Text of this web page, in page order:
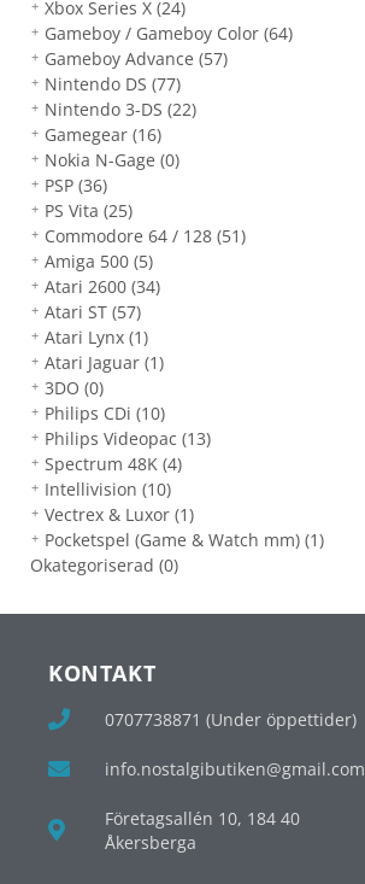
Xbox Series X(24)
Gameboy / Gameboy Color(64)
Gameboy Advance(57)
Nintendo DS(77)
Nintendo 3-DS(22)
Gamegear(16)
Nokia N-Gage(0)
PSP(36)
PS Vita(25)
Commodore 64 / 128(51)
Amiga 500(5)
Atari 2600(34)
Atari ST(57)
Atari Lynx(1)
Atari Jaguar(1)
3DO(0)
Philips CDi(10)
Philips Videopac(13)
Spectrum 48K(4)
Intellivision(10)
Vectrex & Luxor(1)
Pocketspel (Game & Watch mm)(1)
Okategoriserad (0)
KONTAKT
0707738871 (Under öppettider)
info.nostalgibutiken@gmail.com
Företagsallén 10, 184 40
Åkersberga